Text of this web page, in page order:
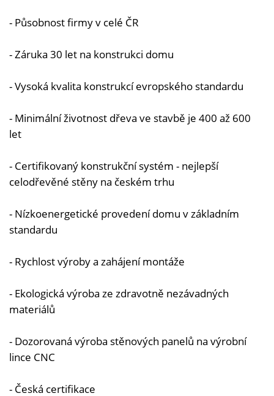
- Působnost firmy v celé ČR
- Záruka 30 let na konstrukci domu
- Vysoká kvalita konstrukcí evropského standardu
- Minimální životnost dřeva ve stavbě je 400 až 600
let
- Certifikovaný konstrukční systém - nejlepší
celodřevěné stěny na českém trhu
- Nízkoenergetické provedení domu v základním
standardu
- Rychlost výroby a zahájení montáže
- Ekologická výroba ze zdravotně nezávadných
materiálů
- Dozorovaná výroba stěnových panelů na výrobní
lince CNC
- Česká certifikace